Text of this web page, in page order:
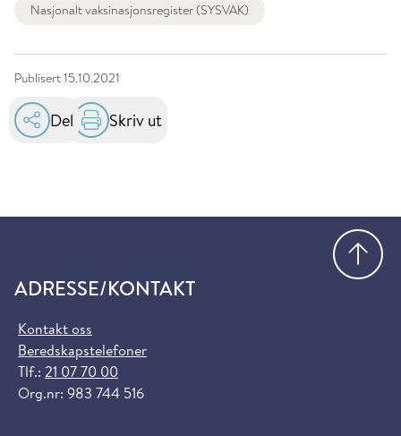
Nasjonalt vaksinasjonsregister (SYSVAK)
Publisert15.10.2021
Del Skriv ut
ADRESSE/KONTAKT
Kontakt oss
Beredskapstelefoner
Tlf.: 21 07 70 00
Org.nr: 983 744 516